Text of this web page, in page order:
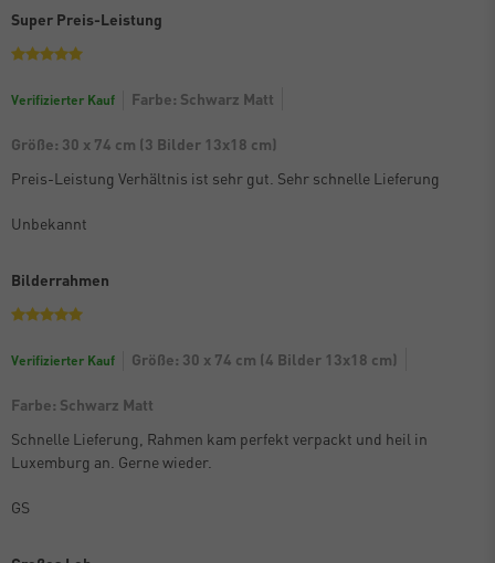
Super Preis-Leistung
Verifizierter Kauf Farbe: Schwarz Matt
Größe: 30 x 74 cm (3 Bilder 13x18 cm)
Preis-Leistung Verhältnis ist sehr gut. Sehr schnelle Lieferung
Unbekannt
Bilderrahmen
Verifizierter Kauf Größe: 30 x 74 cm (4 Bilder 13x18 cm)
Farbe: Schwarz Matt
Schnelle Lieferung, Rahmen kam perfekt verpackt und heil in
Luxemburg an. Gerne wieder.
GS